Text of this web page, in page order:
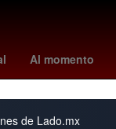
Al momento
peppa pig
de Lado.mx